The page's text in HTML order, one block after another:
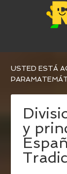
USTED ESTÁ
PARA
y